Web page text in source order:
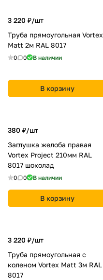
3 220 ₽/шт
Труба прямоугольная Vortex
Matt 2м RAL 8017
0 0 В наличии
В корзину
380 ₽/шт
Заглушка желоба правая
Vortex Project 210мм RAL
8017 шоколад
0 0 В наличии
В корзину
3 220 ₽/шт
Труба прямоугольная с
коленом Vortex Matt 3м RAL
8017